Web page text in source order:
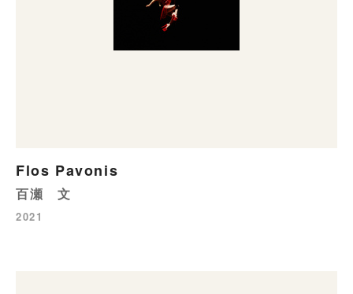
Flos Pavonis
百瀬 文
2021